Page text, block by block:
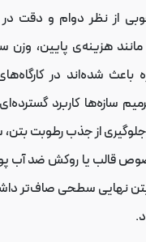
از نظر دوام و دقت در
هزینه‌ی پایین، وزن
شده‌اند در کارگاه‌های
کاربرد گسترده‌ای
از جذب رطوبت بتن،
قالب یا روکش ضد آب
سطحی صاف‌تر داشته